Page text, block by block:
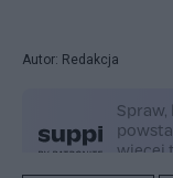
Autor: Redakcja